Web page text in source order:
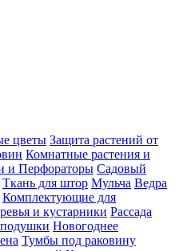
цветы Защита растений от
Комнатные растения и
и Перфораторы Садовый
Ткань для штор Мульча Ведра
Комплектующие для
и кустарники Рассада
Новогоднее
Тумбы под раковину